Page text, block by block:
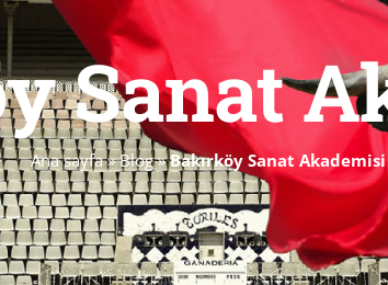
Sanat
Ana sayfa»Blog»Bakırköy Sanat Akademisi